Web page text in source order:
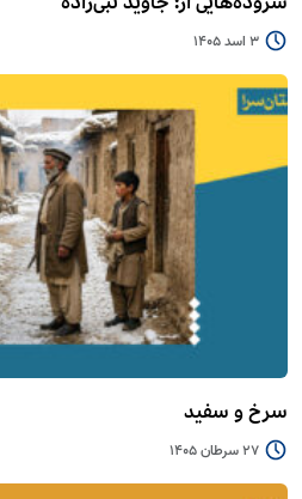
3 اسد 1405
سرخ و سفید
27 سرطان 1405